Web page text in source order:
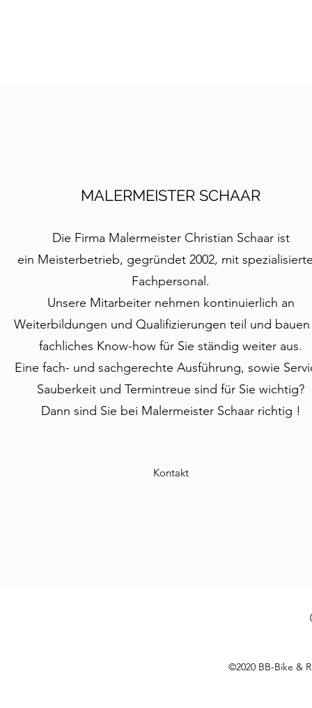
MALERMEISTER SCHAAR
Die Firma Malermeister Christian Schaar ist
ein Meisterbetrieb, gegründet 2002, mit
Fachpersonal.
Unsere Mitarbeiter nehmen kontinuierlich an
Weiterbildungen und Qualifizierungen teil und
fachliches Know-how für Sie ständig weiter aus.
Eine fach- und sachgerechte Ausführung, sowie
Sauberkeit und Termintreue sind für Sie wichtig?
Dann sind Sie bei Malermeister Schaar richtig !
Kontakt
©2020 BB-Bike &